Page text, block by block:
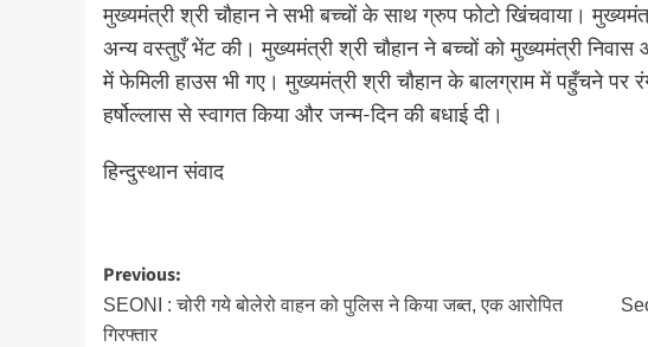
मुख्यमंत्री श्री चौहान ने सभी बच्चों के साथ ग्रुप फोटो खिंचवाया।
अन्य वस्तुएँ भेंट की। मुख्यमंत्री श्री चौहान ने बच्चों को मुख्यमंत्री निवास
में फेमिली हाउस भी गए। मुख्यमंत्री श्री चौहान के बालग्राम में पहुँचने पर
हर्षोल्लास से स्वागत किया और जन्म-दिन की बधाई दी।
हिन्दुस्थान संवाद
Post
navigation
Previous:
SEONI : चोरी गये बोलेरो वाहन को पुलिस ने किया जब्त, एक आरोपित
गिरफ्तार